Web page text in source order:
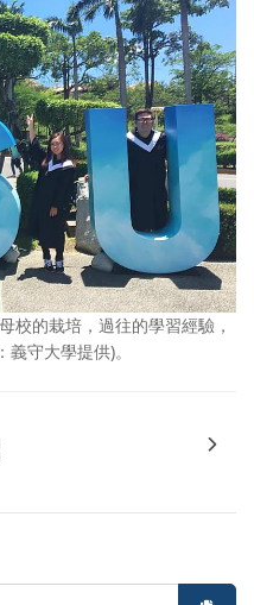
校的栽培，過往的學習經驗，
守大學提供)。